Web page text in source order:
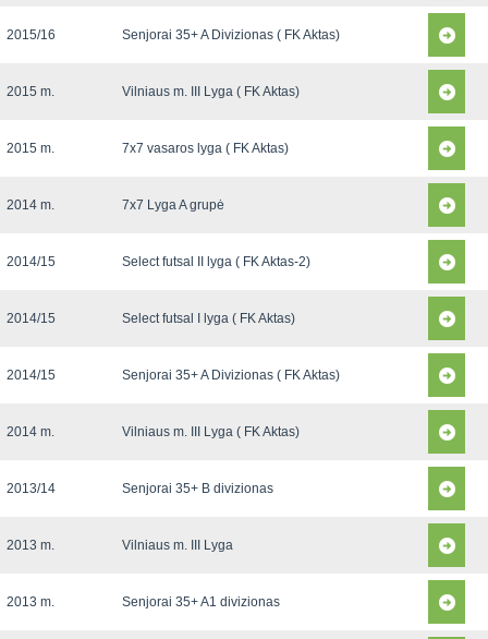
2015/16 Senjorai 35+ A Divizionas ( FK Aktas)
2015 m. Vilniaus m. III Lyga ( FK Aktas)
2015 m. 7x7 vasaros lyga ( FK Aktas)
2014 m. 7x7 Lyga A grupė
2014/15 Select futsal II lyga ( FK Aktas-2)
2014/15 Select futsal I lyga ( FK Aktas)
2014/15 Senjorai 35+ A Divizionas ( FK Aktas)
2014 m. Vilniaus m. III Lyga ( FK Aktas)
2013/14 Senjorai 35+ B divizionas
2013 m. Vilniaus m. III Lyga
2013 m. Senjorai 35+ A1 divizionas